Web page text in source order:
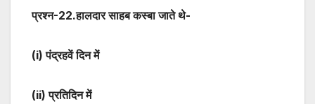
प्रश्न-22.हालदार साहब कस्बा जाते थे-
(i) पंद्रहवें दिन में
(ii) प्रतिदिन में